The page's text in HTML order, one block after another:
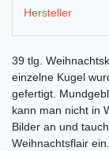
Hersteller
39 tlg.
einzelne Kugel
gefertigt.
kann man nicht in
Bilder an und
Weihnachtsflair